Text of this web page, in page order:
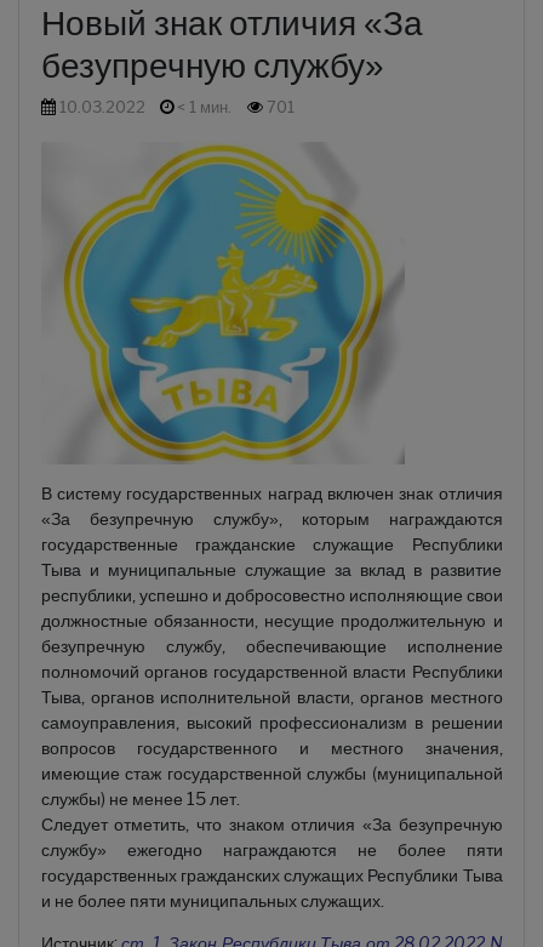
Новый знак отличия «За
безупречную службу»
10.03.2022 < 1 мин. 701
В систему государственных наград включен знак отличия
«За безупречную службу», которым награждаются
государственные гражданские служащие Республики
Тыва и муниципальные служащие за вклад в развитие
республики, успешно и добросовестно исполняющие свои
должностные обязанности, несущие продолжительную и
безупречную службу, обеспечивающие исполнение
полномочий органов государственной власти Республики
Тыва, органов исполнительной власти, органов местного
самоуправления, высокий профессионализм в решении
вопросов государственного и местного значения,
имеющие стаж государственной службы (муниципальной
службы) не менее 15 лет.
Следует отметить, что знаком отличия «За безупречную
службу» ежегодно награждаются не более пяти
государственных гражданских служащих Республики Тыва
и не более пяти муниципальных служащих.